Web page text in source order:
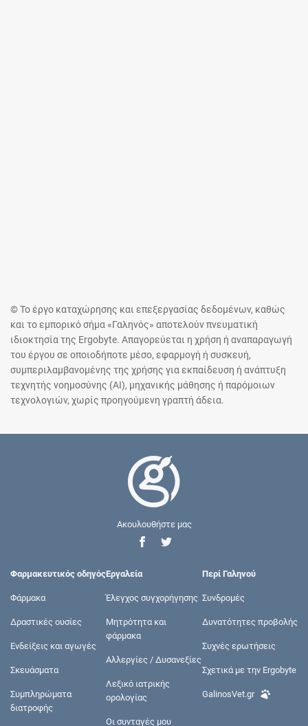
© Το έργο καταχώρησης και επεξεργασίας δεδομένων, καθώς
και το εμπορικό σήμα «Γαληνός» αποτελούν πνευματική
ιδιοκτησία της Ergobyte. Απαγορεύεται η χρήση ή αναπαραγωγή
του έργου σε οποιοδήποτε μέσο, εφαρμογή ή συσκευή,
συμπεριλαμβανομένης της χρήσης για εκπαίδευση ή ανάπτυξη
τεχνητής νοημοσύνης (AI), μηχανικής μάθησης ή παρόμοιων
τεχνολογιών, χωρίς προηγούμενη γραπτή άδεια.
Ακουλουθήστε μας
Φαρμακευτικός οδηγός
Φάρμακα
Δραστικές ουσίες
Ενδείξεις και αγωγές
Σκευάσματα
Συμπληρώματα
διατροφής
Εργαλεία
Έλεγχος συγχορήγησης
Μητρότητα και
φάρμακα
Αλλεργίες / Δυσανεξίες
Λεξικό ιατρικής
ορολογίας
Οι συνταγές μου
Περί Γαληνού
Συνδρομές
Δυνατότητες προβολής
Συχνές ερωτήσεις
Σχετικά με την Ergobyte
GalinosVet.gr